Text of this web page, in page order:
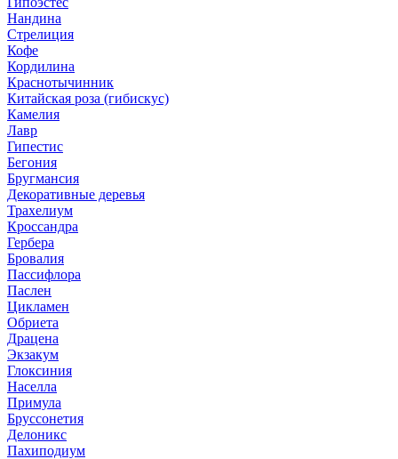
Нандина
Стрелиция
Кофе
Кордилина
Краснотычинник
Китайская роза (гибискус)
Камелия
Лавр
Гипестис
Бегония
Бругмансия
Декоративные деревья
Трахелиум
Кроссандра
Гербера
Бровалия
Пассифлора
Паслен
Цикламен
Обриета
Драцена
Экзакум
Глоксиния
Населла
Примула
Бруссонетия
Делоникс
Пахиподиум